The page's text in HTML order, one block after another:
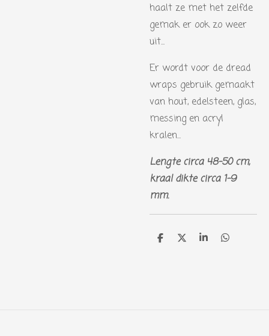
haalt ze met het zelfde
gemak er ook zo weer
uit...
Er wordt voor de dread
wraps gebruik gemaakt
van hout, edelsteen, glas,
messing en acryl
kralen...
Lengte circa 48-50 cm,
kraal dikte circa 1-9
mm.
D D S D